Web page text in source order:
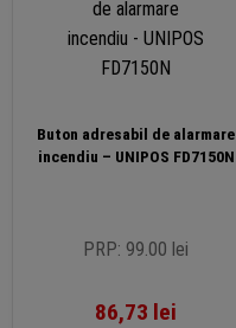
Buton adresabil de alarmare
incendiu – UNIPOS FD7150N
PRP: 99.00 lei
86,73 lei